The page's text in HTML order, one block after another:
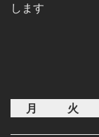
します
月
火